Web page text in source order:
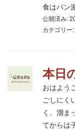
食はパン
公開済み:
カテゴリー:
本日
おはよう
ごしにく
く、溜ま
てからは